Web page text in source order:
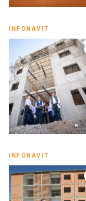
INFONAVIT
INFONAVIT